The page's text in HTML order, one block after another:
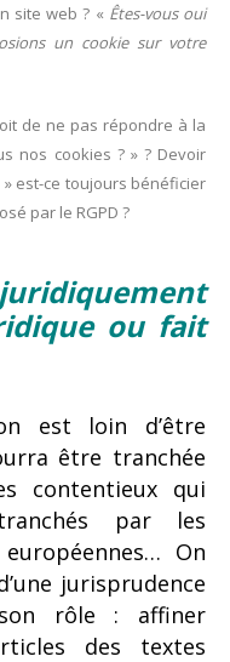
site web ? « Êtes-vous oui
un cookie sur votre
de ne pas répondre à la
nos cookies ? » ? Devoir
» est-ce toujours bénéficier
par le RGPD ?
ou fait
est loin d’être
être tranchée
contentieux qui
par les
On
jurisprudence
son rôle : affiner
des textes